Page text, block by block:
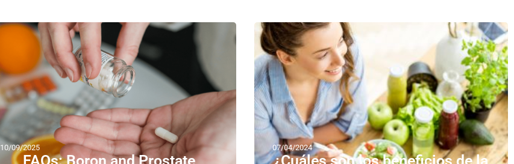
10/09/2025
FAQs: Boron and Prostate
07/04/2024
¿Cuáles son los beneficios de la